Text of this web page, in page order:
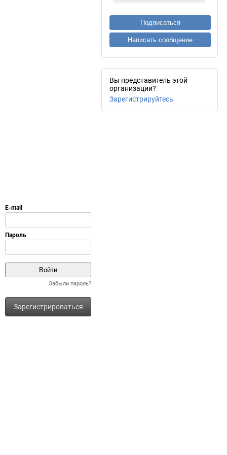
Забыли пароль?
Зарегистрироваться
Подписаться
Написать сообщение
Вы представитель этой
организации?
Зарегистрируйтесь